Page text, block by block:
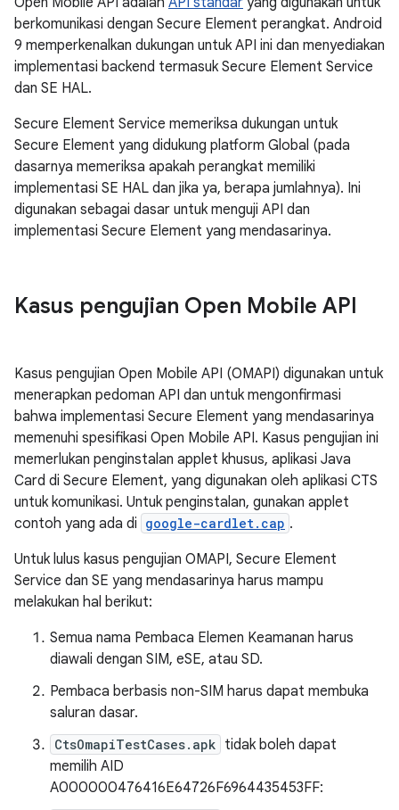
berkomunikasi dengan Secure Element perangkat. Android
9 memperkenalkan dukungan untuk API ini dan menyediakan
implementasi backend termasuk Secure Element Service
dan SE HAL.
Secure Element Service memeriksa dukungan untuk
Secure Element yang didukung platform Global (pada
dasarnya memeriksa apakah perangkat memiliki
implementasi SE HAL dan jika ya, berapa jumlahnya). Ini
digunakan sebagai dasar untuk menguji API dan
implementasi Secure Element yang mendasarinya.
Kasus pengujian Open Mobile API
Kasus pengujian Open Mobile API (OMAPI) digunakan untuk
menerapkan pedoman API dan untuk mengonfirmasi
bahwa implementasi Secure Element yang mendasarinya
memenuhi spesifikasi Open Mobile API. Kasus pengujian ini
memerlukan penginstalan applet khusus, aplikasi Java
Card di Secure Element, yang digunakan oleh aplikasi CTS
untuk komunikasi. Untuk penginstalan, gunakan applet
contoh yang ada di google-cardlet.cap .
Untuk lulus kasus pengujian OMAPI, Secure Element
Service dan SE yang mendasarinya harus mampu
melakukan hal berikut:
Semua nama Pembaca Elemen Keamanan harus
diawali dengan SIM, eSE, atau SD.
Pembaca berbasis non-SIM harus dapat membuka
saluran dasar.
CtsOmapiTestCases.apk tidak boleh dapat
memilih AID
A000000476416E64726F6964435453FF: